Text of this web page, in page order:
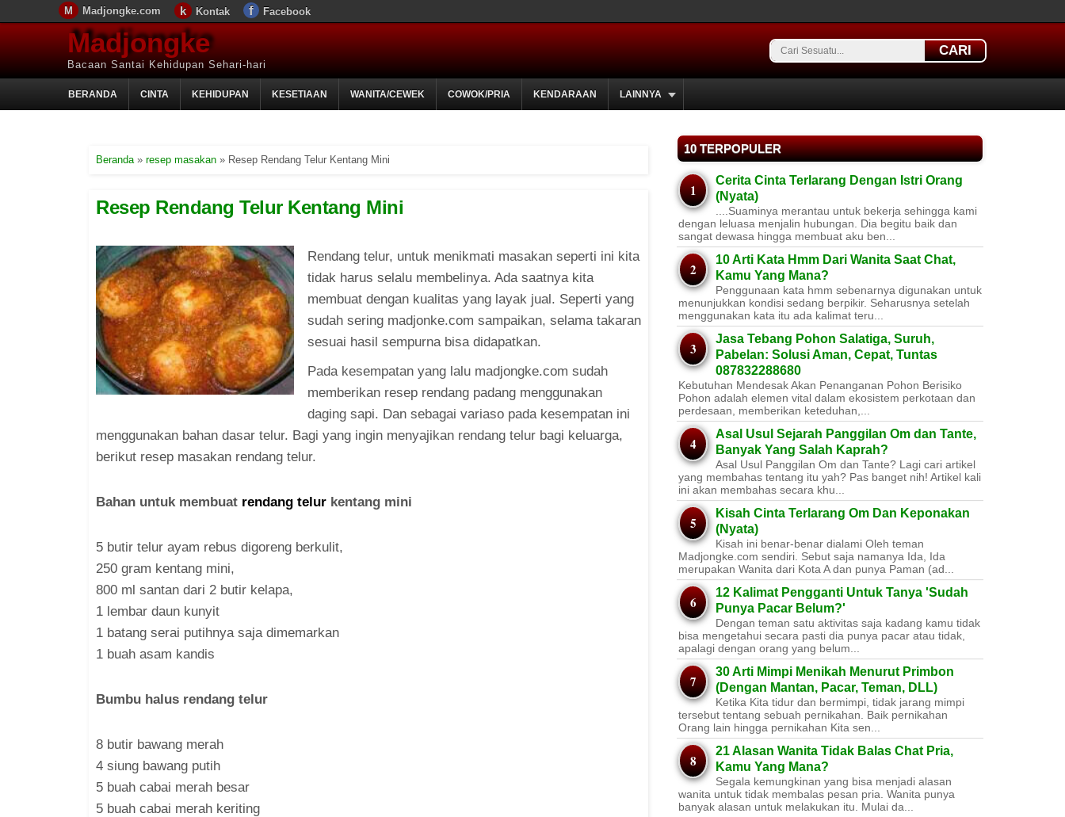
Madjongke.com Kontak Facebook
Madjongke
Bacaan Santai Kehidupan Sehari-hari
CARI
BERANDA CINTA KEHIDUPAN KESETIAAN WANITA/CEWEK COWOK/PRIA KENDARAAN LAINNYA
Beranda» resep masakan » Resep Rendang Telur Kentang Mini
Resep Rendang Telur Kentang Mini
Rendang telur, untuk menikmati masakan seperti ini kita
tidak harus selalu membelinya. Ada saatnya kita
membuat dengan kualitas yang layak jual. Seperti yang
sudah sering madjonke.com sampaikan, selama takaran
sesuai hasil sempurna bisa didapatkan.
Pada kesempatan yang lalu madjongke.com sudah
memberikan resep rendang padang menggunakan
daging sapi. Dan sebagai variaso pada kesempatan ini
menggunakan bahan dasar telur. Bagi yang ingin menyajikan rendang telur bagi keluarga,
berikut resep masakan rendang telur.
Bahan untuk membuat rendang telur kentang mini
5 butir telur ayam rebus digoreng berkulit,
250 gram kentang mini,
800 ml santan dari 2 butir kelapa,
1 lembar daun kunyit
1 batang serai putihnya saja dimemarkan
1 buah asam kandis
Bumbu halus rendang telur
8 butir bawang merah
4 siung bawang putih
5 buah cabai merah besar
5 buah cabai merah keriting
10 TERPOPULER
Cerita Cinta Terlarang Dengan Istri Orang
(Nyata)
....Suaminya merantau untuk bekerja sehingga kami
dengan leluasa menjalin hubungan. Dia begitu baik dan
sangat dewasa hingga membuat aku ben...
10 Arti Kata Hmm Dari Wanita Saat Chat,
Kamu Yang Mana?
Penggunaan kata hmm sebenarnya digunakan untuk
menunjukkan kondisi sedang berpikir. Seharusnya setelah
menggunakan kata itu ada kalimat teru...
Jasa Tebang Pohon Salatiga, Suruh,
Pabelan: Solusi Aman, Cepat, Tuntas
087832288680
Kebutuhan Mendesak Akan Penanganan Pohon Berisiko ​
Pohon adalah elemen vital dalam ekosistem perkotaan dan
perdesaan, memberikan keteduhan,...
Asal Usul Sejarah Panggilan Om dan Tante,
Banyak Yang Salah Kaprah?
Asal Usul Panggilan Om dan Tante? Lagi cari artikel
yang membahas tentang itu yah? Pas banget nih! Artikel kali
ini akan membahas secara khu...
Kisah Cinta Terlarang Om Dan Keponakan
(Nyata)
Kisah ini benar-benar dialami Oleh teman
Madjongke.com sendiri. Sebut saja namanya Ida, Ida
merupakan Wanita dari Kota A dan punya Paman (ad...
12 Kalimat Pengganti Untuk Tanya 'Sudah
Punya Pacar Belum?'
Dengan teman satu aktivitas saja kadang kamu tidak
bisa mengetahui secara pasti dia punya pacar atau tidak,
apalagi dengan orang yang belum...
30 Arti Mimpi Menikah Menurut Primbon
(Dengan Mantan, Pacar, Teman, DLL)
Ketika Kita tidur dan bermimpi, tidak jarang mimpi
tersebut tentang sebuah pernikahan. Baik pernikahan
Orang lain hingga pernikahan Kita sen...
21 Alasan Wanita Tidak Balas Chat Pria,
Kamu Yang Mana?
Segala kemungkinan yang bisa menjadi alasan
wanita untuk tidak membalas pesan pria. Wanita punya
banyak alasan untuk melakukan itu. Mulai da...